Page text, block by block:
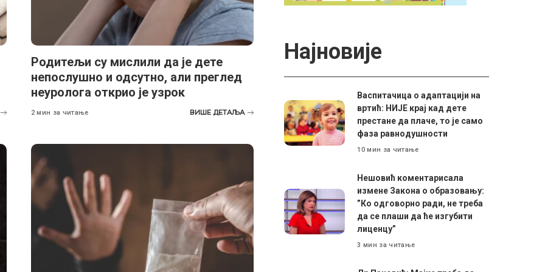
Родитељи су мислили да је дете
непослушно и одсутно, али преглед
неуролога открио је узрок
2 мин за читање ВИШЕ ДЕТАЉА
Најновије
Васпитачица о адаптацији на
вртић: НИЈЕ крај кад дете
престане да плаче, то је само
фаза равнодушности
10 мин за читање
Нешовић коментарисала
измене Закона о образовању:
”Ко одговорно ради, не треба
да се плаши да ће изгубити
лиценцу”
3 мин за читање